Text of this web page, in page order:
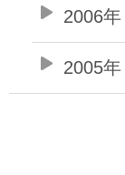
2006年
2005年